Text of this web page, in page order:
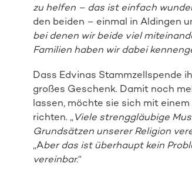
zu helfen – das ist einfach
den beiden – einmal in Aldingen
bei denen wir beide viel
Familien haben wir dabei
Dass Edvinas Stammzellspende
großes Geschenk. Damit noch
lassen, möchte sie sich mit
richten. „ Viele strenggläubige
Grundsätzen unserer Religion
„Aber das ist überhaupt kein
vereinbar.“